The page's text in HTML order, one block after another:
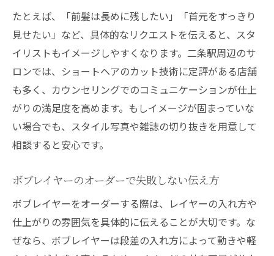
美容室スタッフの得意分野確認のポイント
再現性高いボブを叶える美容室の秘密とは
似合うボブを見つける事前カウンセリングの極
意
美容室カウンセリングで理想のボブに近づ
く方法
ショートボブも安心の美容室事前相談の進
め方
ボブレイヤー希望時のカウンセリング注意
点
美容室との事前相談で得られるメリットと
は
たとえば、「前髪は長めに残したい」「首元をすっきり
見せたい」など、具体的なリクエストを伝えると、スタ
イリストもイメージしやすくなります。二条駅周辺のサ
ロンでは、ショートヘアのカット技術に定評がある店舗
も多く、カウンセリングでのコミュニケーションが仕上
がりの満足度を高めます。もしイメージが固まっていな
い場合でも、スタイル写真や雑誌の切り抜きを用意して
相談すると安心です。
ボブレイヤーのオーダーで失敗しない伝え方
ボブレイヤーをオーダーする際は、レイヤーの入れ方や
仕上がりの雰囲気を具体的に伝えることが大切です。な
ぜなら、ボブレイヤーは段差の入れ方によって動きや軽